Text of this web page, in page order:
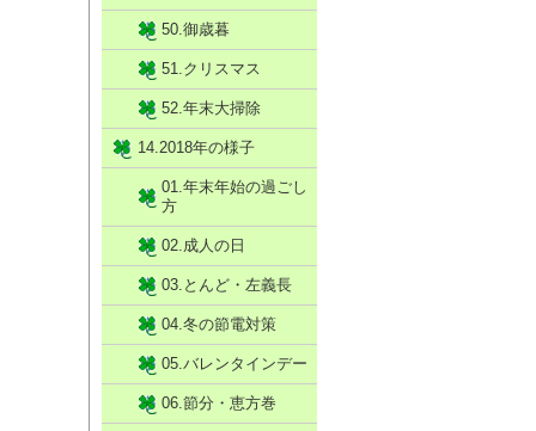
50.御歳暮
51.クリスマス
52.年末大掃除
14.2018年の様子
01.年末年始の過ごし
方
02.成人の日
03.とんど・左義長
04.冬の節電対策
05.バレンタインデー
06.節分・恵方巻